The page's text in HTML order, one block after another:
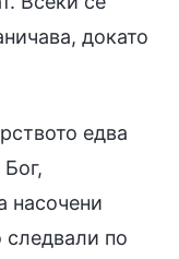
докато
едва
насочени
следвали по